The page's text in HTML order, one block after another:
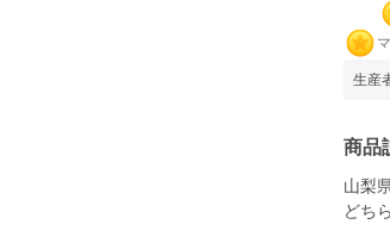
生産
商品
山梨
どち